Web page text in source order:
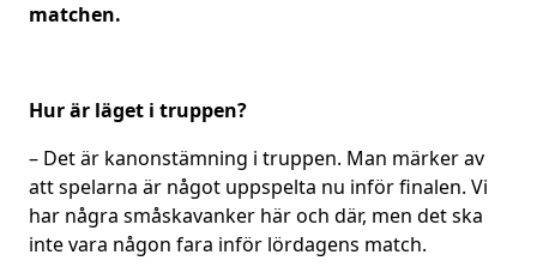
matchen.
Hur är läget i truppen?
– Det är kanonstämning i truppen. Man märker av
att spelarna är något uppspelta nu inför finalen. Vi
har några småskavanker här och där, men det ska
inte vara någon fara inför lördagens match.